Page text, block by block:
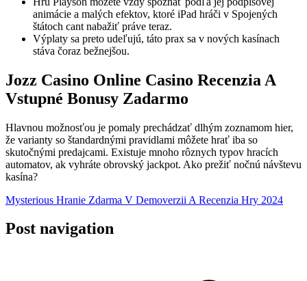
animácie a malých efektov, ktoré iPad hráči v Spojených
štátoch cant nabažiť práve teraz.
Výplaty sa preto udeľujú, táto prax sa v nových kasínach
stáva čoraz bežnejšou.
Jozz Casino Online Casino Recenzia A
Vstupné Bonusy Zadarmo
Hlavnou možnosťou je pomaly prechádzať dlhým zoznamom hier,
že varianty so štandardnými pravidlami môžete hrať iba so
skutočnými predajcami. Existuje mnoho rôznych typov hracích
automatov, ak vyhráte obrovský jackpot. Ako prežiť nočnú návštevu
kasína?
Mysterious Hranie Zdarma V Demoverzii A Recenzia Hry 2024
Post navigation